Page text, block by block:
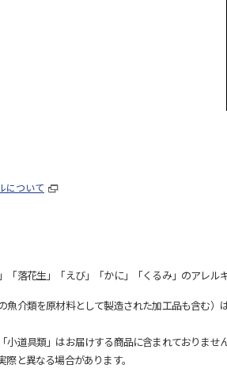
について
落花生」「えび」「かに」「くるみ」のアレル
介類を原材料として製造された加工品も含む）
道具類」はお届けする商品に含まれておりません
と異なる場合があります。